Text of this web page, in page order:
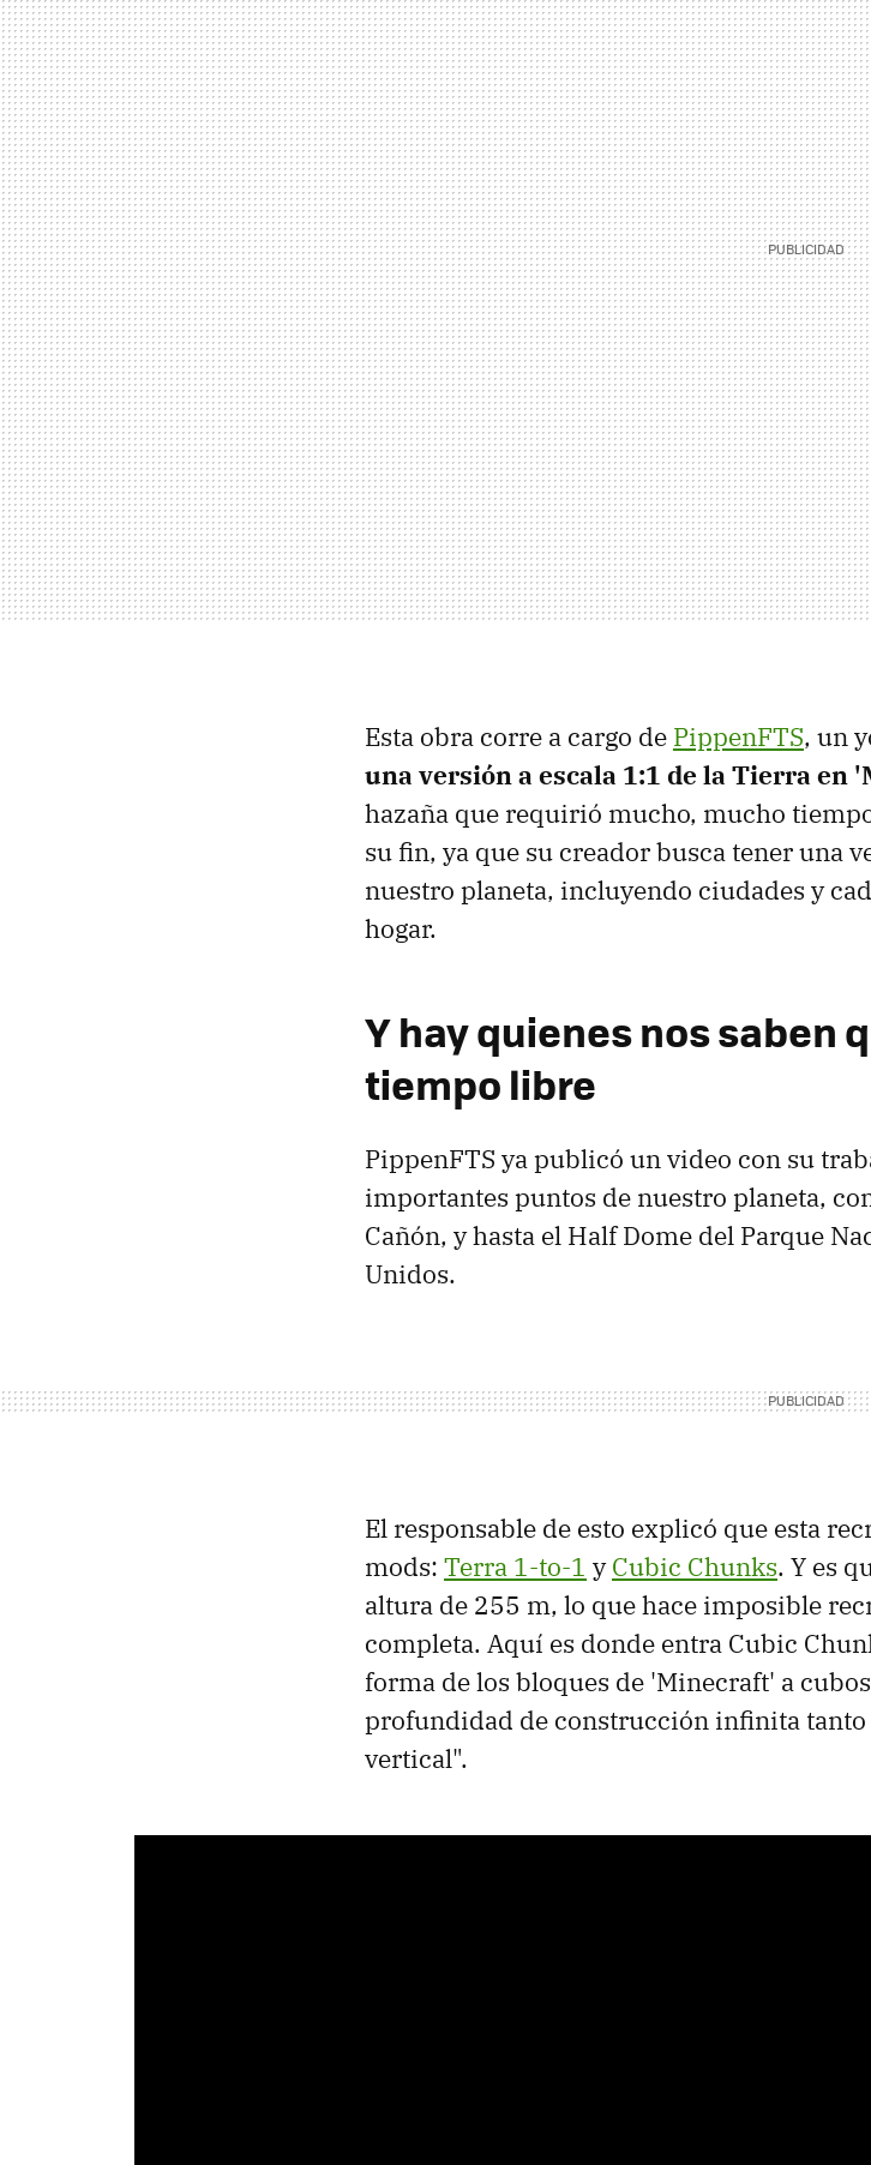
Esta obra corre a cargo de PippenFTS, un
una versión a escala 1:1 de la Tierra en
hazaña que requirió mucho, mucho
su fin, ya que su creador busca tener una
nuestro planeta, incluyendo ciudades y
hogar.
Y hay quienes nos saben
tiempo libre
PippenFTS ya publicó un video con su
importantes puntos de nuestro planeta,
Cañón, y hasta el Half Dome del Parque
Unidos.
El responsable de esto explicó que esta
mods: Terra 1-to-1 yCubic Chunks. Y es
altura de 255 m, lo que hace imposible
completa. Aquí es donde entra Cubic
forma de los bloques de 'Minecraft' a
profundidad de construcción infinita
vertical".